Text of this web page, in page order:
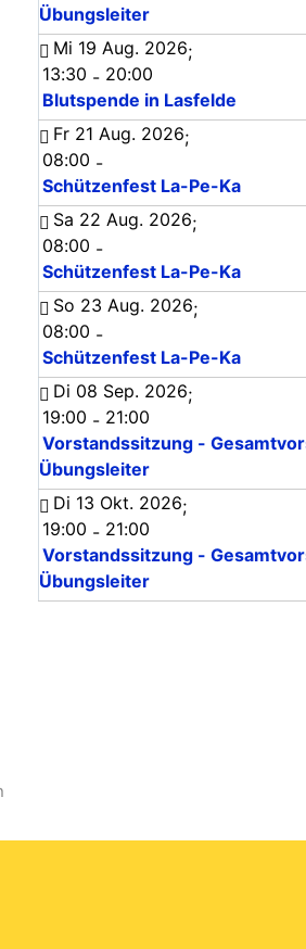
Felix Irmer übernimmt unsere Präsens
Übungsleiter
Mi 19 Aug. 2026;
13:30 - 20:00
Blutspende in Lasfelde
Fr 21 Aug. 2026;
08:00 -
Schützenfest La-Pe-Ka
Sa 22 Aug. 2026;
08:00 -
Schützenfest La-Pe-Ka
So 23 Aug. 2026;
08:00 -
Schützenfest La-Pe-Ka
Di 08 Sep. 2026;
19:00 - 21:00
Vorstandssitzung -
Übungsleiter
Di 13 Okt. 2026;
19:00 - 21:00
Vorstandssitzung -
Übungsleiter